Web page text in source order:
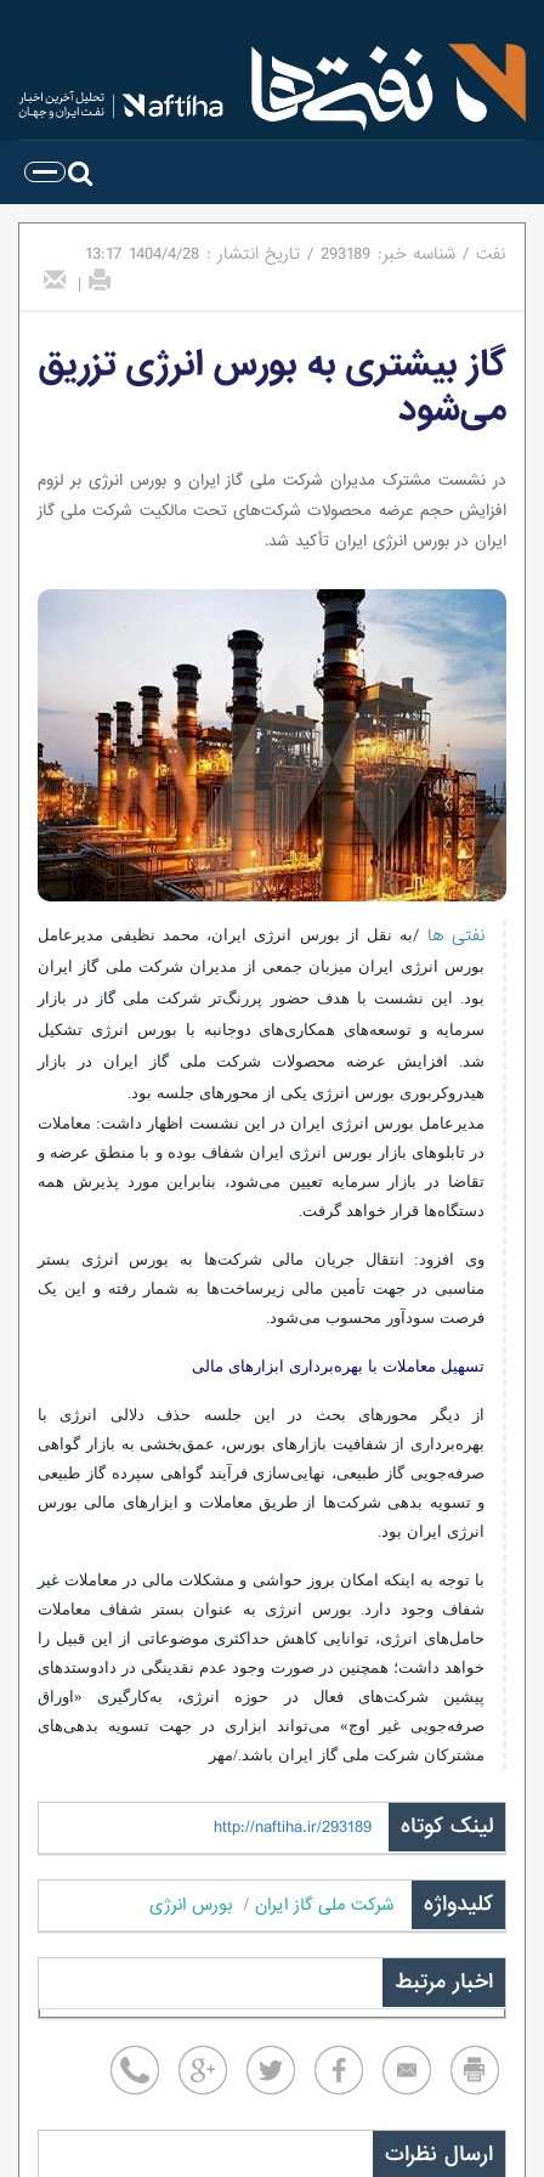
نفت / شناسه خبر: 293189
/ تاریخ انتشار : 1404/4/28
13:17
|
گاز بیشتری به بورس انرژی تزریق
می‌شود
در نشست مشترک مدیران شرکت ملی گاز ایران و بورس انرژی بر لزوم
افزایش حجم عرضه محصولات شرکت‌های تحت مالکیت شرکت ملی گاز
ایران در بورس انرژی ایران تأکید شد.
نفتی ها/به نقل از بورس انرژی ایران، محمد نظیفی مدیرعامل
بورس انرژی ایران میزبان جمعی از مدیران شرکت ملی گاز ایران
بود. این نشست با هدف حضور پررنگ‌تر شرکت ملی گاز در بازار
سرمایه و توسعه‌های همکاری‌های دوجانبه با بورس انرژی تشکیل
شد. افزایش عرضه محصولات شرکت ملی گاز ایران در بازار
هیدروکربوری بورس انرژی یکی از محورهای جلسه بود.
مدیرعامل بورس انرژی ایران در این نشست اظهار داشت: معاملات
در تابلوهای بازار بورس انرژی ایران شفاف بوده و با منطق عرضه و
تقاضا در بازار سرمایه تعیین می‌شود، بنابراین مورد پذیرش همه
دستگاه‌ها قرار خواهد گرفت.
وی افزود: انتقال جریان مالی شرکت‌ها به بورس انرژی بستر
مناسبی در جهت تأمین مالی زیرساخت‌ها به شمار رفته و این یک
فرصت سودآور محسوب می‌شود.
تسهیل معاملات با بهره‌برداری ابزارهای مالی
از دیگر محورهای بحث در این جلسه حذف دلالی انرژی با
بهره‌برداری از شفافیت بازارهای بورس، عمق‌بخشی به بازار گواهی
صرفه‌جویی گاز طبیعی، نهایی‌سازی فرآیند گواهی سپرده گاز طبیعی
و تسویه بدهی شرکت‌ها از طریق معاملات و ابزارهای مالی بورس
انرژی ایران بود.
با توجه به اینکه امکان بروز حواشی و مشکلات مالی در معاملات غیر
شفاف وجود دارد. بورس انرژی به عنوان بستر شفاف معاملات
حامل‌های انرژی، توانایی کاهش حداکثری موضوعاتی از این قبیل را
خواهد داشت؛ همچنین در صورت وجود عدم نقدینگی در دادوستدهای
پیشین شرکت‌های فعال در حوزه انرژی، به‌کارگیری «اوراق
صرفه‌جویی غیر اوج» می‌تواند ابزاری در جهت تسویه بدهی‌های
مشترکان شرکت ملی گاز ایران باشد./مهر
لینک کوتاه http://naftiha.ir/293189
کلیدواژه شرکت ملی گاز ایران بورس انرژی
اخبار مرتبط
ارسال نظرات